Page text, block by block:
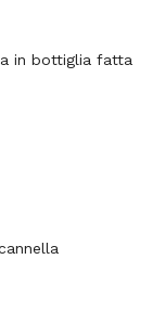
in bottiglia fatta